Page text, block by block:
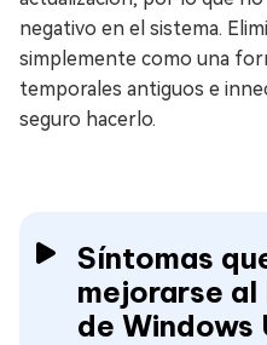
negativo en el sistema.
simplemente como una
temporales antiguos e
seguro hacerlo.
Síntomas
mejorarse
de Windows